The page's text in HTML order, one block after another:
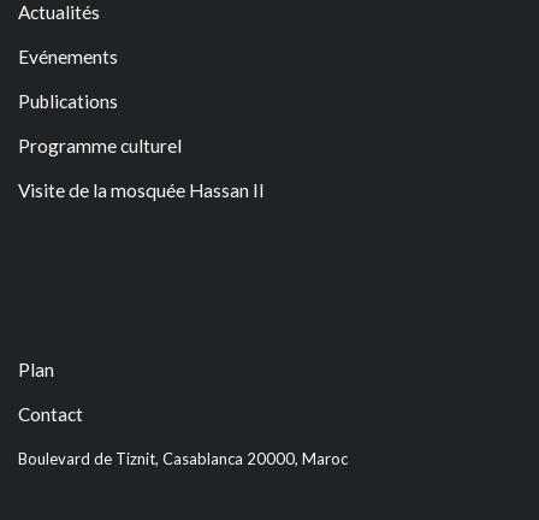
Actualités
Evénements
Publications
Programme culturel
Visite de la mosquée Hassan II
Plan
Contact
Boulevard de Tiznit, Casablanca 20000, Maroc